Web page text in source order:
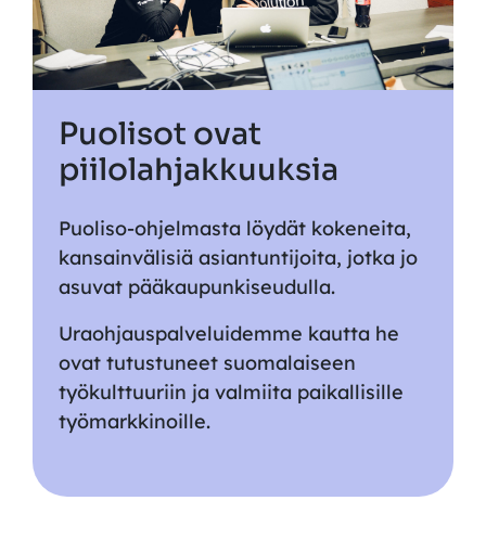
Puolisot ovat
piilolahjakkuuksia
Puoliso-ohjelmasta löydät kokeneita,
kansainvälisiä asiantuntijoita, jotka jo
asuvat pääkaupunkiseudulla.
Uraohjauspalveluidemme kautta he
ovat tutustuneet suomalaiseen
työkulttuuriin ja valmiita paikallisille
työmarkkinoille.